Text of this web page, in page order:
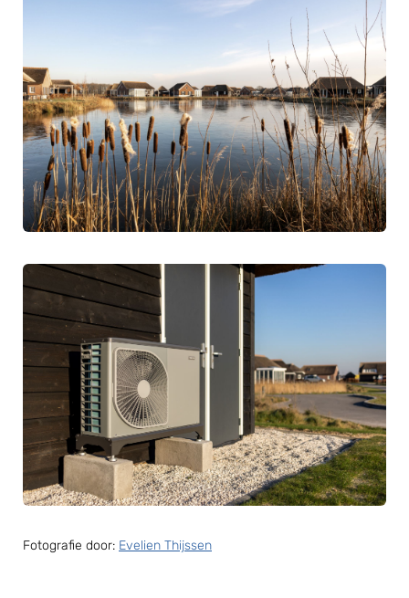
Fotografie door: Evelien Thijssen